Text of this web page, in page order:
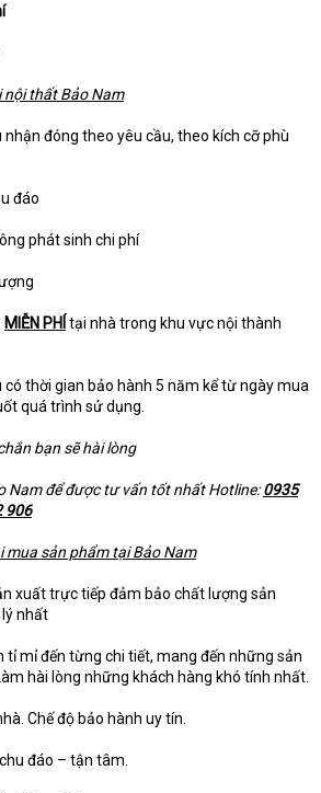
nội thất Bảo Nam
đóng theo yêu cầu, theo kích cỡ phù
đáo
phát sinh chi phí
MIỄN PHÍ tại nhà trong khu vực nội thành
thời gian bảo hành 5 năm kể từ ngày mua
quá trình sử dụng.
bạn sẽ hài lòng
Nam để được tư vấn tốt nhất Hotline:0935
906
mua sản phẩm tại Bảo Nam
xuất trực tiếp đảm bảo chất lượng sản
nhất
mỉ đến từng chi tiết, mang đến những sản
hài lòng những khách hàng khó tính nhất.
Chế độ bảo hành uy tín.
đáo – tận tâm.